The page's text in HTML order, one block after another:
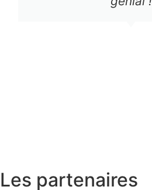
Les partenaires